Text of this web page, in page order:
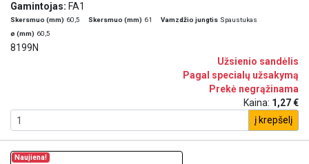
Gamintojas: FA1
Skersmuo (mm) 60,5 Skersmuo (mm) 61 Vamzdžio jungtis Spaustukas
ø (mm) 60,5
8199N
Užsienio sandėlis
Pagal specialų užsakymą
Prekė negrąžinama
Kaina: 1,27 €
į krepšelį
Naujiena!